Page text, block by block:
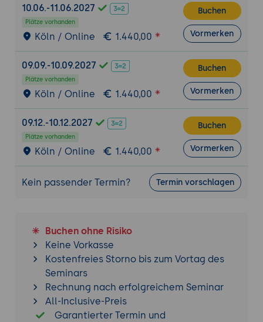
10.06.-11.06.2027
Plätze vorhanden
Köln / Online 1.440,00
Buchen
Vormerken
09.09.-10.09.2027
Plätze vorhanden
Köln / Online 1.440,00
Buchen
Vormerken
09.12.-10.12.2027
Plätze vorhanden
Köln / Online 1.440,00
Buchen
Vormerken
Kein passender Termin? Termin vorschlagen
Buchen ohne Risiko
Keine Vorkasse
Kostenfreies Storno bis zum Vortag des
Seminars
Rechnung nach erfolgreichem Seminar
All-Inclusive-Preis
Garantierter Termin und